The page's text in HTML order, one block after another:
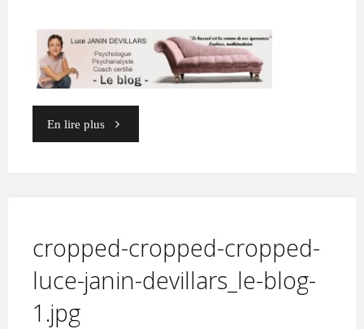
En lire plus"luce-
cropped-cropped-cropped-
luce-janin-devillars_le-blog-
1.jpg